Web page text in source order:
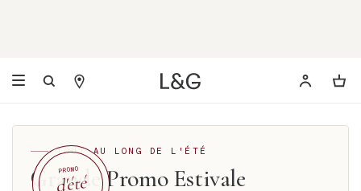
PROMO
d'été
TOUT AU LONG DE L'ÉTÉ
Grande Promo Estivale